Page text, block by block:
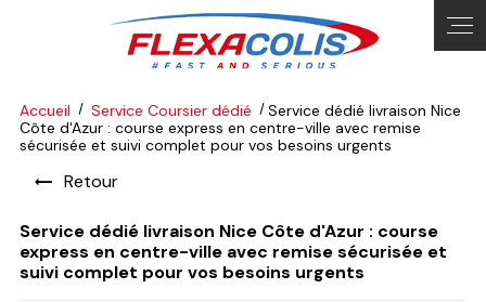
Accueil Service Coursier dédié
Service dédié livraison Nice
Côte d'Azur : course express en centre-ville avec remise
sécurisée et suivi complet pour vos besoins urgents
Retour
Service dédié livraison Nice Côte d'Azur : course
express en centre-ville avec remise sécurisée et
suivi complet pour vos besoins urgents
Panneau de gestion des cookies